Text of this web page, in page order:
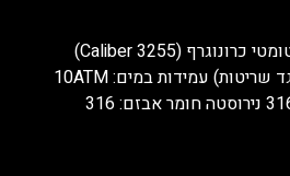
מותג: הובלוט תנועה: אוטומטי כרונוגרף (Caliber 3255)
זכוכית: ספיר קריסטל (נגד שריטות) עמידות במים: 10ATM
(נגד מים) חומר רצועה: 316 נירוסטה חומר אבזם: 316